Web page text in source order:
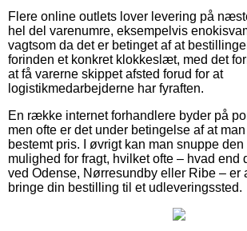
Flere online outlets lover levering på
hel del varenumre, eksempelvis
vagtsom da det er betinget af at
forinden et konkret klokkeslæt, med det
at få varerne skippet afsted forud for at
logistikmedarbejderne har fyraften.
En række internet forhandlere byder på
men ofte er det under betingelse af at
bestemt pris. I øvrigt kan man snuppe
mulighed for fragt, hvilket ofte – hvad end
ved Odense, Nørresundby eller Ribe – er
bringe din bestilling til et udleveringssted.